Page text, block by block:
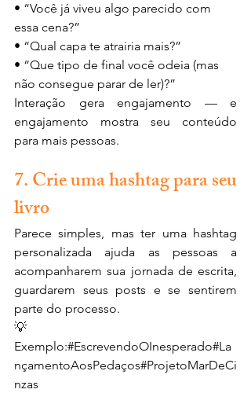
• “Você já viveu algo parecido com
essa cena?”
• “Qual capa te atrairia mais?”
• “Que tipo de final você odeia (mas
não consegue parar de ler)?”
Interação gera engajamento — e
engajamento mostra seu conteúdo
para mais pessoas.
7. Crie uma hashtag para seu
livro
Parece simples, mas ter uma hashtag
personalizada ajuda as pessoas a
acompanharem sua jornada de escrita,
guardarem seus posts e se sentirem
parte do processo.
💡
Exemplo:#EscrevendoOInesperado#La
nçamentoAosPedaços#ProjetoMarDeCi
nzas